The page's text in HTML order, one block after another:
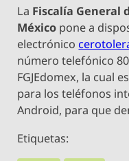
La Fiscalía General
México pone a
electrónico
número telefónico
FGJEdomex, la cual
para los teléfonos
Android, para que
Etiquetas: